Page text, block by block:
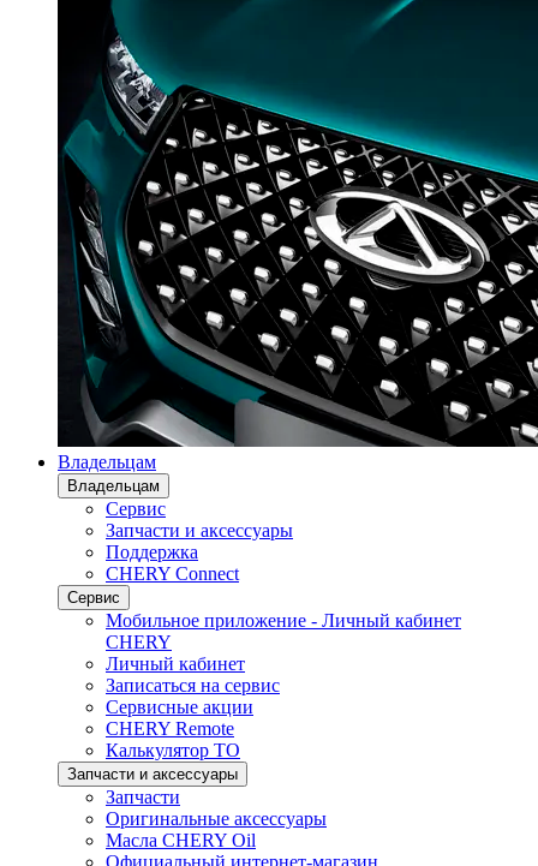
Владельцам
Владельцам
Сервис
Запчасти и аксессуары
Поддержка
CHERY Connect
Сервис
Мобильное приложение - Личный кабинет
CHERY
Личный кабинет
Записаться на сервис
Сервисные акции
CHERY Remote
Калькулятор ТО
Запчасти и аксессуары
Запчасти
Оригинальные аксессуары
Масла CHERY Oil
Официальный интернет-магазин